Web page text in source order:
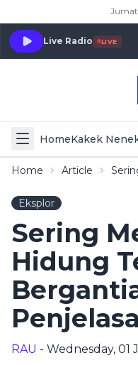
Live Radio LIVE
HomeKakek
Home Article
Eksplor
Sering
Hidung
RAU - Wednesday, 01